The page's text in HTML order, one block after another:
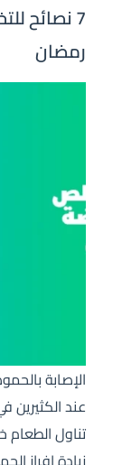
7 نصائح
رمضان
الإصابة
عند
تناول